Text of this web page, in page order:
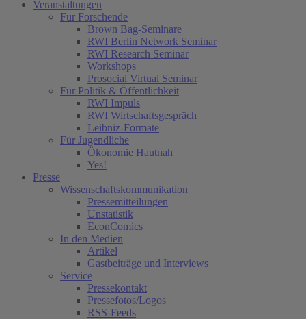
Veranstaltungen
Für Forschende
Brown Bag-Seminare
RWI Berlin Network Seminar
RWI Research Seminar
Workshops
Prosocial Virtual Seminar
Für Politik & Öffentlichkeit
RWI Impuls
RWI Wirtschaftsgespräch
Leibniz-Formate
Für Jugendliche
Ökonomie Hautnah
Yes!
Presse
Wissenschaftskommunikation
Pressemitteilungen
Unstatistik
EconComics
In den Medien
Artikel
Gastbeiträge und Interviews
Service
Pressekontakt
Pressefotos/Logos
RSS-Feeds